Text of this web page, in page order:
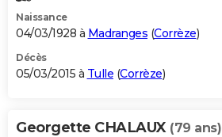
Naissance
04/03/1928 à Madranges (Corrèze)
Décès
05/03/2015 à Tulle (Corrèze)
Georgette CHALAUX (79 ans)